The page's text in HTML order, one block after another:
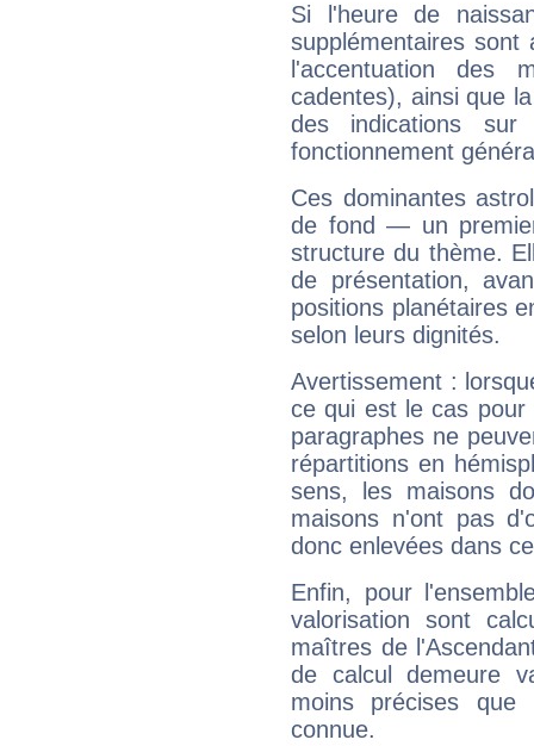
Si l'heure de
supplémentaires sont
l'accentuation des
cadentes), ainsi que
des indications sur
fonctionnement
Ces dominantes
de fond — un
structure du thème.
de présentation,
positions planétaires
selon leurs dignités.
Avertissement :
ce qui est le cas pour
paragraphes ne
répartitions en
sens, les maisons
maisons n'ont pas
donc enlevées dans
Enfin, pour
valorisation sont
maîtres de
de calcul demeure
moins précises que
connue.